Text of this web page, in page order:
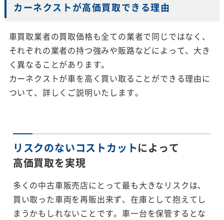
カーネクストが高価買取できる理由
車買取業者の買取価格も全ての業者で同じではなく、
それぞれの業者の持つ強みや販路などによって、大き
く異なることがあります。
カーネクストが車を高く買い取ることができる理由に
ついて、詳しくご説明いたします。
リスクのないコストカットによって
高価買取を実現
多くの中古車販売店にとって最も大きなリスクは、
買い取った車両を再販出来ず、在庫として抱えてし
まうかもしれないことです。車一台を保管するとな